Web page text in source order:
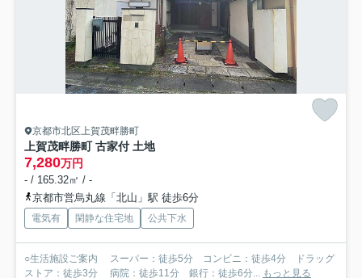
京都市北区上賀茂畔勝町
上賀茂畔勝町 古家付 土地
7,280万円
- / 165.32㎡ / -
京都市営烏丸線「北山」駅 徒歩6分
電気有 閑静な住宅地 公共下水
○生活施設ご案内 スーパー：徒歩5分 コンビニ：徒歩4分 ドラッグ
ストア：徒歩3分 病院：徒歩11分 銀行：徒歩6分... もっと見る